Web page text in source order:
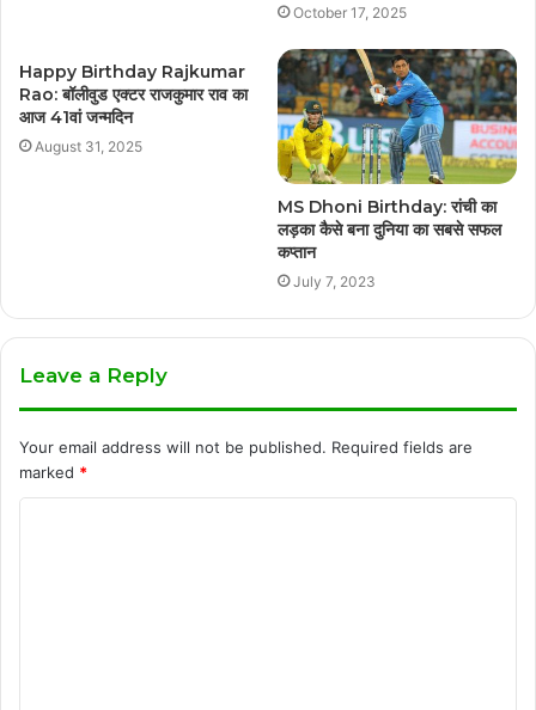
October 17, 2025
Happy Birthday Rajkumar
Rao: बॉलीवुड एक्टर राजकुमार राव का
आज 41वां जन्मदिन
August 31, 2025
MS Dhoni Birthday: रांची का
लड़का कैसे बना दुनिया का सबसे सफल
कप्तान
July 7, 2023
Leave a Reply
Your email address will not be published. Required fields are
marked *